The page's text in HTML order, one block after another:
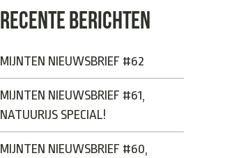
RECENTE BERICHTEN
MIJNTEN NIEUWSBRIEF #62
MIJNTEN NIEUWSBRIEF #61,
NATUURIJS SPECIAL!
MIJNTEN NIEUWSBRIEF #60,